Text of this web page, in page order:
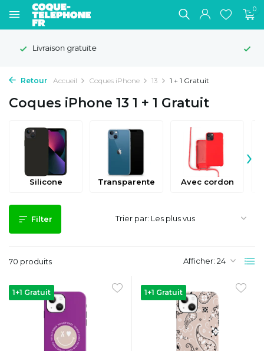
0
Délai de rétractation de 100 jours
Retour Accueil Coques iPhone 13 1 + 1 Gratuit
Coques iPhone 13 1 + 1 Gratuit
Silicone Transparente Avec cordon
›
Filter
70 produits Afficher:
Trier par:
1+1 Gratuit 1+1 Gratuit